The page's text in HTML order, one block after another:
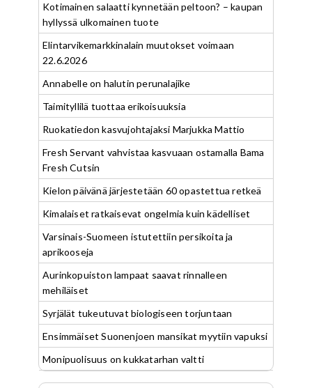
Kotimainen salaatti kynnetään peltoon? – kaupan
hyllyssä ulkomainen tuote
Elintarvikemarkkinalain muutokset voimaan
22.6.2026
Annabelle on halutin perunalajike
Taimityllilä tuottaa erikoisuuksia
Ruokatiedon kasvujohtajaksi Marjukka Mattio
Fresh Servant vahvistaa kasvuaan ostamalla Bama
Fresh Cutsin
Kielon päivänä järjestetään 60 opastettua retkeä
Kimalaiset ratkaisevat ongelmia kuin kädelliset
Varsinais-Suomeen istutettiin persikoita ja
aprikooseja
Aurinkopuiston lampaat saavat rinnalleen
mehiläiset
Syrjälät tukeutuvat biologiseen torjuntaan
Ensimmäiset Suonenjoen mansikat myytiin vapuksi
Monipuolisuus on kukkatarhan valtti